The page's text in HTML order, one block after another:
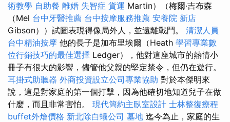
術教學 自助餐 離婚 失智症 貨運 Martin）（梅爾·吉布森
（Mel 台中牙醫推薦 台中按摩服務推薦 安養院 新店
Gibson））試圖表現得像局外人，並遠離戰鬥。 清潔人員
台中精油按摩 他的長子是加布里埃爾（Heath 學習專業數
位行銷技巧的最佳選擇 Ledger），他對這座城市的熱情小
冊子有很大的影響，儘管他父親的堅定禁令，但仍在遊行。
耳掛式助聽器 外商投資設立公司專業協助 對於本傑明來
說，這是對家庭的第一個打擊，因為他確切地知道兒子在做
什麼，而且非常害怕。 現代簡約主臥室設計 士林整復療程
buffet外燴價格 新北除白蟻公司 墓地 迄今為止，家庭的生